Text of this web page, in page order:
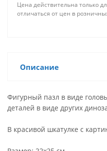
Цена действительна только
отличаться от цен в
Описание
Фигурный пазл в виде
деталей в виде других
В красивой шкатулке с